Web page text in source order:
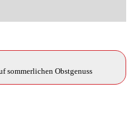
sommerlichen Obstgenuss